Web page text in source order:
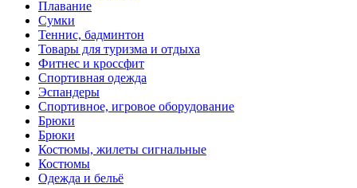
Плавание
Сумки
Теннис, бадминтон
Товары для туризма и отдыха
Фитнес и кроссфит
Спортивная одежда
Эспандеры
Спортивное, игровое оборудование
Брюки
Брюки
Костюмы, жилеты сигнальные
Костюмы
Одежда и бельё